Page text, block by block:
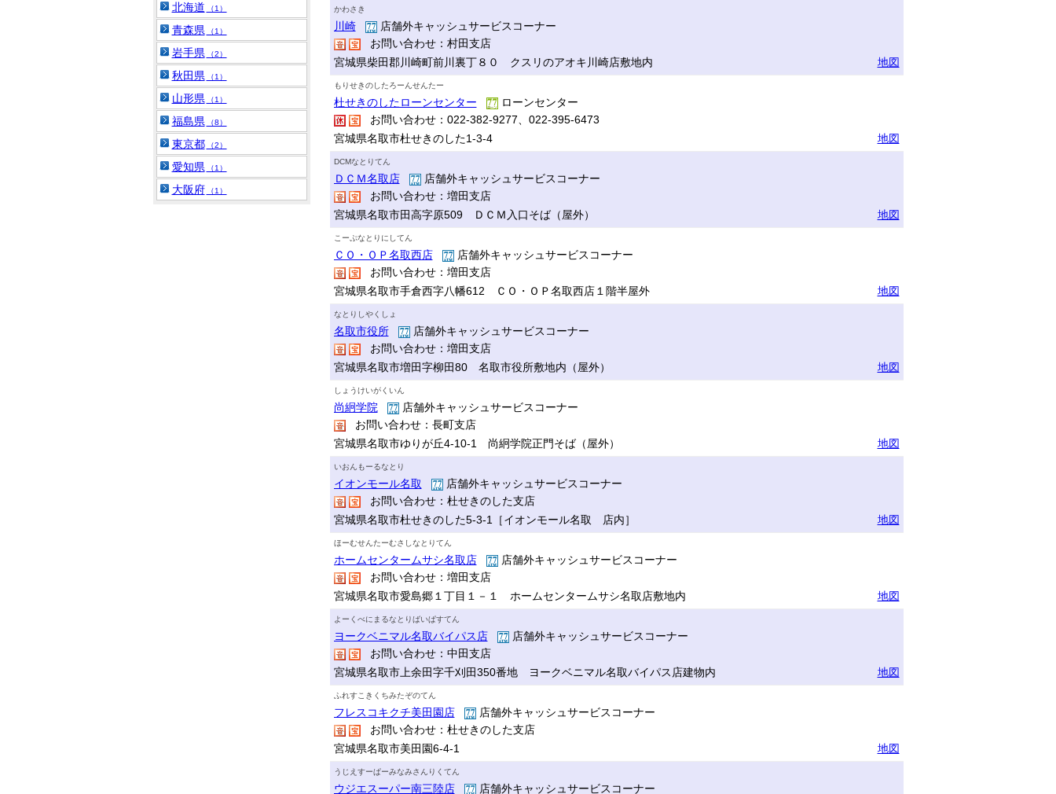
かわさき
川崎
店舗外キャッシュサービスコーナー
お問い合わせ：村田支店
宮城県柴田郡川崎町前川裏丁８０ クスリのアオキ川崎店敷地内
地図
もりせきのしたろーんせんたー
杜せきのしたローンセンター
ローンセンター
お問い合わせ：022-382-9277、022-395-6473
宮城県名取市杜せきのした1-3-4
地図
DCMなとりてん
ＤＣＭ名取店
店舗外キャッシュサービスコーナー
お問い合わせ：増田支店
宮城県名取市田高字原509 ＤＣＭ入口そば（屋外）
地図
こーぷなとりにしてん
ＣＯ・ＯＰ名取西店
店舗外キャッシュサービスコーナー
お問い合わせ：増田支店
宮城県名取市手倉西字八幡612 ＣＯ・ＯＰ名取西店１階半屋外
地図
なとりしやくしょ
名取市役所
店舗外キャッシュサービスコーナー
お問い合わせ：増田支店
宮城県名取市増田字柳田80 名取市役所敷地内（屋外）
地図
しょうけいがくいん
尚絅学院
店舗外キャッシュサービスコーナー
お問い合わせ：長町支店
宮城県名取市ゆりが丘4-10-1 尚絅学院正門そば（屋外）
地図
いおんもーるなとり
イオンモール名取
店舗外キャッシュサービスコーナー
お問い合わせ：杜せきのした支店
宮城県名取市杜せきのした5-3-1［イオンモール名取 店内］
地図
ほーむせんたーむさしなとりてん
ホームセンタームサシ名取店
店舗外キャッシュサービスコーナー
お問い合わせ：増田支店
宮城県名取市愛島郷１丁目１－１ ホームセンタームサシ名取店敷地内
地図
よーくべにまるなとりばいぱすてん
ヨークベニマル名取バイパス店
店舗外キャッシュサービスコーナー
お問い合わせ：中田支店
宮城県名取市上余田字千刈田350番地 ヨークベニマル名取バイパス店建物内
地図
ふれすこきくちみたぞのてん
フレスコキクチ美田園店
店舗外キャッシュサービスコーナー
お問い合わせ：杜せきのした支店
宮城県名取市美田園6-4-1
地図
うじえすーぱーみなみさんりくてん
ウジエスーパー南三陸店 店舗外キャッシュサービスコーナー
北海道 （1）
青森県 （1）
岩手県 （2）
秋田県 （1）
山形県 （1）
福島県 （8）
東京都 （2）
愛知県 （1）
大阪府 （1）